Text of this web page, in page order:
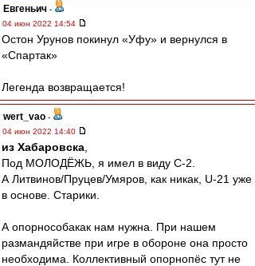
Евгеньич -
04 июн 2022 14:54
Остон Урунов покинул «Уфу» и вернулся в
«Спартак»
Легенда возвращается!
wert_vao -
04 июн 2022 14:40
из Хабаровска
Под МОЛОДЁЖЬ, я имел в виду С-2.
А Литвинов/Пруцев/Умяров, как никак, U-21 уже
в основе. Старики.
А опорнособакак нам нужна. При нашем
размандяйстве при игре в обороне она просто
необходима. Коллективный опорнопёс тут не